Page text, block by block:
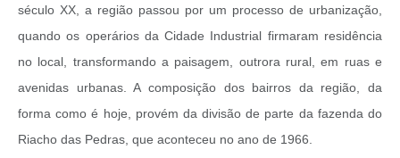
século XX, a região passou por um processo de urbanização,
quando os operários da Cidade Industrial firmaram residência
no local, transformando a paisagem, outrora rural, em ruas e
avenidas urbanas. A composição dos bairros da região, da
forma como é hoje, provém da divisão de parte da fazenda do
Riacho das Pedras, que aconteceu no ano de 1966.